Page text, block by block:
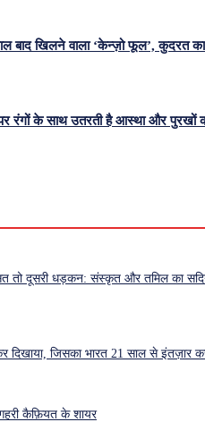
खिलने वाला ‘केन्ज़ो फूल’, कुदरत
रंगों के साथ उतरती है आस्था और पुरखों
तो दूसरी धड़कन: संस्कृत और तमिल का
दिखाया, जिसका भारत 21 साल से इंतज़ार
कैफ़ियत के शायर